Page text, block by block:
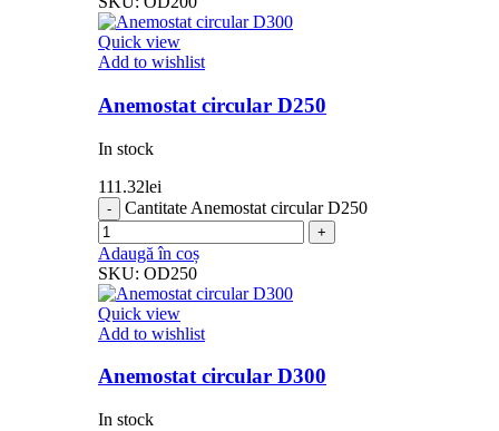
Quick view
Add to wishlist
Anemostat circular D250
In stock
111.32lei
Cantitate Anemostat circular D250
Adaugă în coș
SKU: OD250
Quick view
Add to wishlist
Anemostat circular D300
In stock